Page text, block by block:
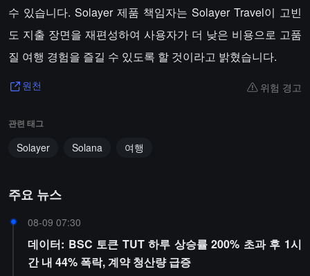
수 있습니다. Solayer 제품 책임자는 Solayer Travel이 고빈
도 지출 장면을 재편성하여 사용자가 더 낮은 비용으로 고품
질 여행 경험을 즐길 수 있도록 할 것이라고 밝혔습니다.
원천 위험 경고
관련 태그
Solayer Solana 여행
주요 뉴스
08-09 07:30
데이터: BSC 토큰 TUT 하루 상승률 200% 초과 후 1시
간 내 44% 폭락, 계약 청산량 급증